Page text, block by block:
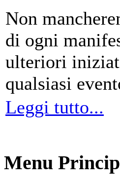
Non
di ogni
ulteriori
qualsiasi
Leggi tutto...
Menu